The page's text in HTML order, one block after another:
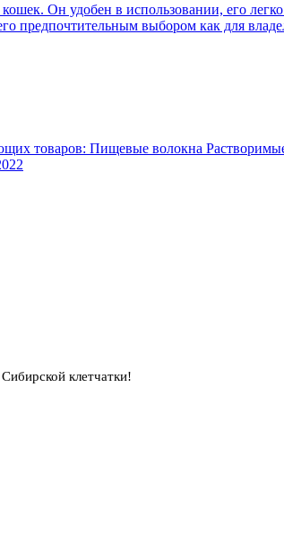
Он удобен в использовании, его
предпочтительным выбором как для
товаров: Пищевые волокна